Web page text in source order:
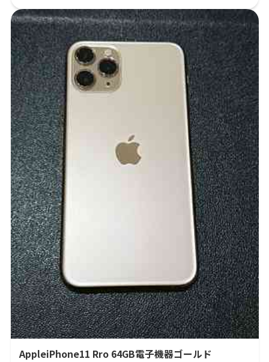
AppleiPhone11 Rro 64GB電子機器ゴールド